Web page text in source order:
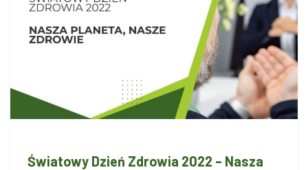
Światowy Dzień Zdrowia 2022 – Nasza